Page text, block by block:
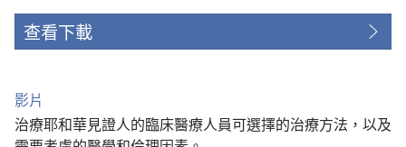
查看下載
影片
治療耶和華見證人的臨床醫療人員可選擇的治療方法，以及